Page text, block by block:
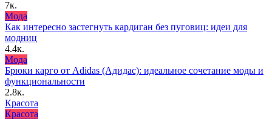
7к.
Мода
Как интересно застегнуть кардиган без пуговиц: идеи для
модниц
4.4к.
Мода
Брюки карго от Adidas (Адидас): идеальное сочетание моды и
функциональности
2.8к.
Красота
Красота